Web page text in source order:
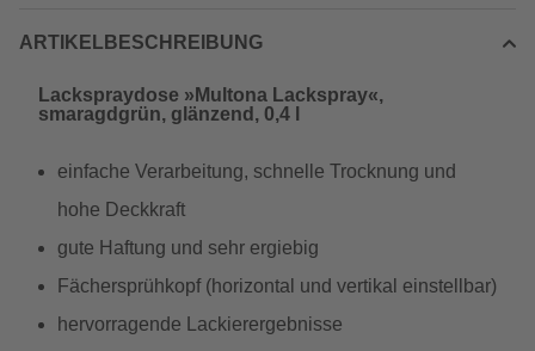
ARTIKELBESCHREIBUNG
Lackspraydose »Multona Lackspray«,
smaragdgrün, glänzend, 0,4 l
einfache Verarbeitung, schnelle Trocknung und
hohe Deckkraft
gute Haftung und sehr ergiebig
Fächersprühkopf (horizontal und vertikal einstellbar)
hervorragende Lackierergebnisse